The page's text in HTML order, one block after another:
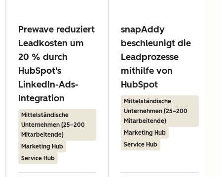
Prewave reduziert
Leadkosten um
20 % durch
HubSpot's
LinkedIn-Ads-
Integration
Mittelständische
Unternehmen (25–200
Mitarbeitende)
Marketing Hub
Service Hub
snapAddy
beschleunigt die
Leadprozesse
mithilfe von
HubSpot
Mittelständische
Unternehmen (25–200
Mitarbeitende)
Marketing Hub
Service Hub